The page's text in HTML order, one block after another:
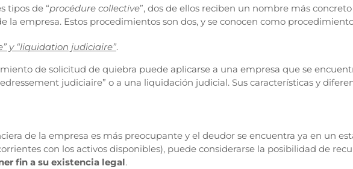
tipos de “procédure collective”, dos de ellos reciben un nombre más
la empresa. Estos procedimientos son dos, y se conocen como
y “liquidation judiciaire”.
de solicitud de quiebra puede aplicarse a una empresa que se
judiciaire” o a una liquidación judicial. Sus características y
de la empresa es más preocupante y el deudor se encuentra ya en un
con los activos disponibles), puede considerarse la posibilidad de
fin a su existencia legal.